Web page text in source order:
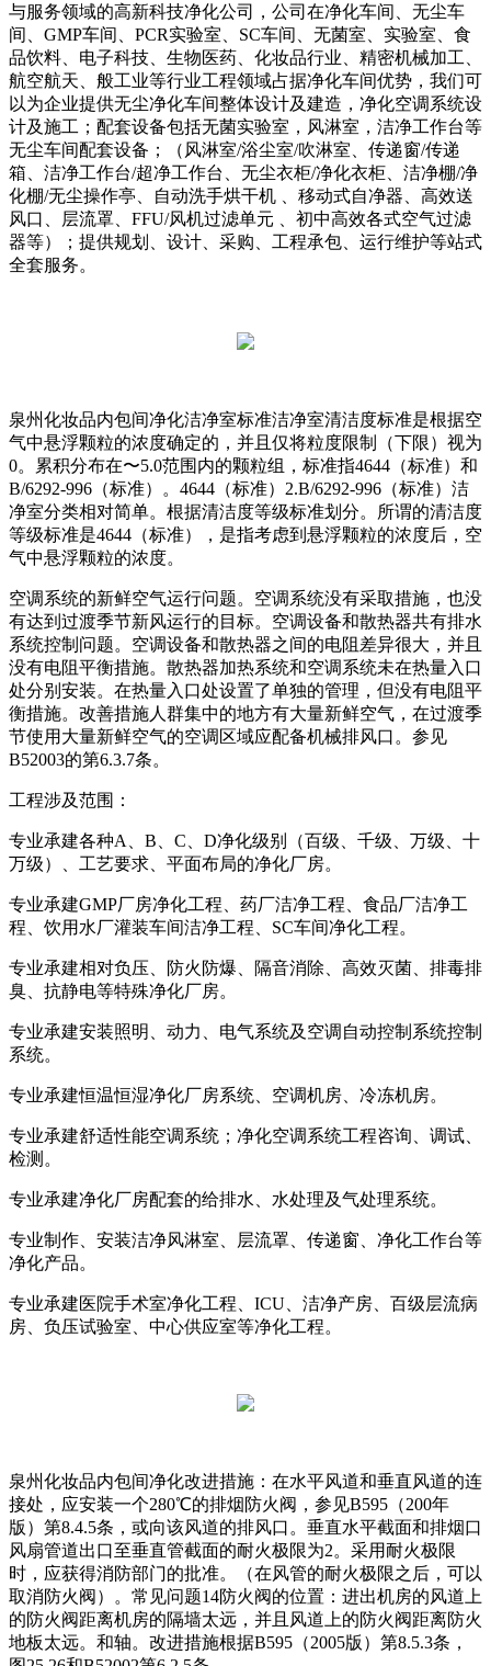
与服务领域的高新科技净化公司，公司在净化车间、无尘车
间、GMP车间、PCR实验室、SC车间、无菌室、实验室、食
品饮料、电子科技、生物医药、化妆品行业、精密机械加工、
航空航天、般工业等行业工程领域占据净化车间优势，我们可
以为企业提供无尘净化车间整体设计及建造，净化空调系统设
计及施工；配套设备包括无菌实验室，风淋室，洁净工作台等
无尘车间配套设备；（风淋室/浴尘室/吹淋室、传递窗/传递
箱、洁净工作台/超净工作台、无尘衣柜/净化衣柜、洁净棚/净
化棚/无尘操作亭、自动洗手烘干机 、移动式自净器、高效送
风口、层流罩、FFU/风机过滤单元 、初中高效各式空气过滤
器等）；提供规划、设计、采购、工程承包、运行维护等站式
全套服务。
泉州化妆品内包间净化洁净室标准洁净室清洁度标准是根据空
气中悬浮颗粒的浓度确定的，并且仅将粒度限制（下限）视为
0。累积分布在〜5.0范围内的颗粒组，标准指4644（标准）和
B/6292-996（标准）。4644（标准）2.B/6292-996（标准）洁
净室分类相对简单。根据清洁度等级标准划分。所谓的清洁度
等级标准是4644（标准），是指考虑到悬浮颗粒的浓度后，空
气中悬浮颗粒的浓度。
空调系统的新鲜空气运行问题。空调系统没有采取措施，也没
有达到过渡季节新风运行的目标。空调设备和散热器共有排水
系统控制问题。空调设备和散热器之间的电阻差异很大，并且
没有电阻平衡措施。散热器加热系统和空调系统未在热量入口
处分别安装。在热量入口处设置了单独的管理，但没有电阻平
衡措施。改善措施人群集中的地方有大量新鲜空气，在过渡季
节使用大量新鲜空气的空调区域应配备机械排风口。参见
B52003的第6.3.7条。
工程涉及范围：
专业承建各种A、B、C、D净化级别（百级、千级、万级、十
万级）、工艺要求、平面布局的净化厂房。
专业承建GMP厂房净化工程、药厂洁净工程、食品厂洁净工
程、饮用水厂灌装车间洁净工程、SC车间净化工程。
专业承建相对负压、防火防爆、隔音消除、高效灭菌、排毒排
臭、抗静电等特殊净化厂房。
专业承建安装照明、动力、电气系统及空调自动控制系统控制
系统。
专业承建恒温恒湿净化厂房系统、空调机房、冷冻机房。
专业承建舒适性能空调系统；净化空调系统工程咨询、调试、
检测。
专业承建净化厂房配套的给排水、水处理及气处理系统。
专业制作、安装洁净风淋室、层流罩、传递窗、净化工作台等
净化产品。
专业承建医院手术室净化工程、ICU、洁净产房、百级层流病
房、负压试验室、中心供应室等净化工程。
泉州化妆品内包间净化改进措施：在水平风道和垂直风道的连
接处，应安装一个280℃的排烟防火阀，参见B595（200年
版）第8.4.5条，或向该风道的排风口。垂直水平截面和排烟口
风扇管道出口至垂直管截面的耐火极限为2。采用耐火极限
时，应获得消防部门的批准。（在风管的耐火极限之后，可以
取消防火阀）。常见问题14防火阀的位置：进出机房的风道上
的防火阀距离机房的隔墙太远，并且风道上的防火阀距离防火
地板太远。和轴。改进措施根据B595（2005版）第8.5.3条，